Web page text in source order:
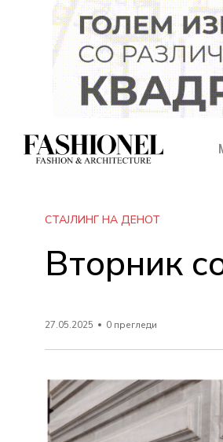
СТАЈЛИНГ НА ДЕНОТ
Вторник
27.05.2025 0 прегледи